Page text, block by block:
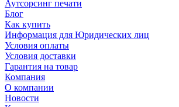
Аутсорсинг печати
Блог
Как купить
Информация для Юридических лиц
Условия оплаты
Условия доставки
Гарантия на товар
Компания
О компании
Новости